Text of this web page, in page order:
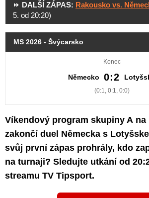
⏩ DALŠÍ ZÁPAS: Rakousko vs.
5. od 20:20)
MS 2026 - Švýcarsko
Konec
Německo 0:2
(0:1, 0:1, 0:0)
Víkendový program skupiny A na
zakončí duel Německa s
svůj první zápas prohrály, kdo
na turnaji? Sledujte utkání od
streamu TV Tipsport.